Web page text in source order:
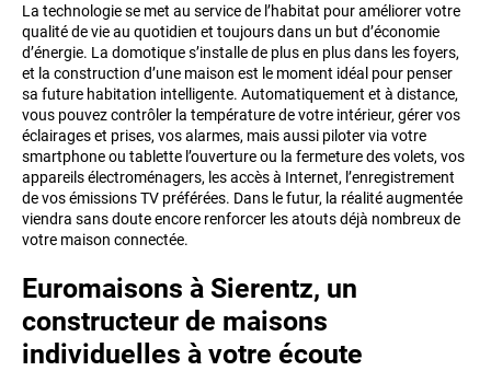
La technologie se met au service de l’habitat pour améliorer votre
qualité de vie au quotidien et toujours dans un but d’économie
d’énergie. La domotique s’installe de plus en plus dans les foyers,
et la construction d’une maison est le moment idéal pour penser
sa future habitation intelligente. Automatiquement et à distance,
vous pouvez contrôler la température de votre intérieur, gérer vos
éclairages et prises, vos alarmes, mais aussi piloter via votre
smartphone ou tablette l’ouverture ou la fermeture des volets, vos
appareils électroménagers, les accès à Internet, l’enregistrement
de vos émissions TV préférées. Dans le futur, la réalité augmentée
viendra sans doute encore renforcer les atouts déjà nombreux de
votre maison connectée.
Euromaisons à Sierentz, un
constructeur de maisons
individuelles à votre écoute